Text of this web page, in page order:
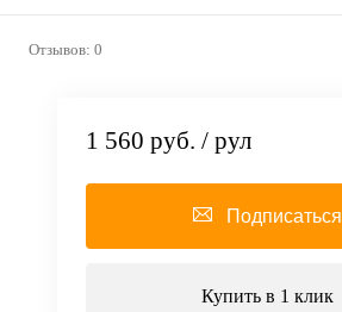
Отзывов: 0
1 560 руб. / рул
Подписаться
Купить в 1 клик